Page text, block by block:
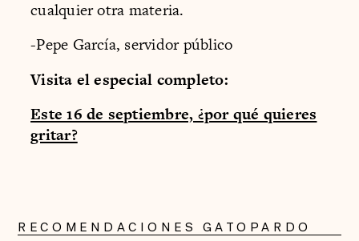
cualquier otra materia.
-Pepe García, servidor público
Visita el especial completo:
Este 16 de septiembre, ¿por qué quieres
gritar?
RECOMENDACIONES GATOPARDO